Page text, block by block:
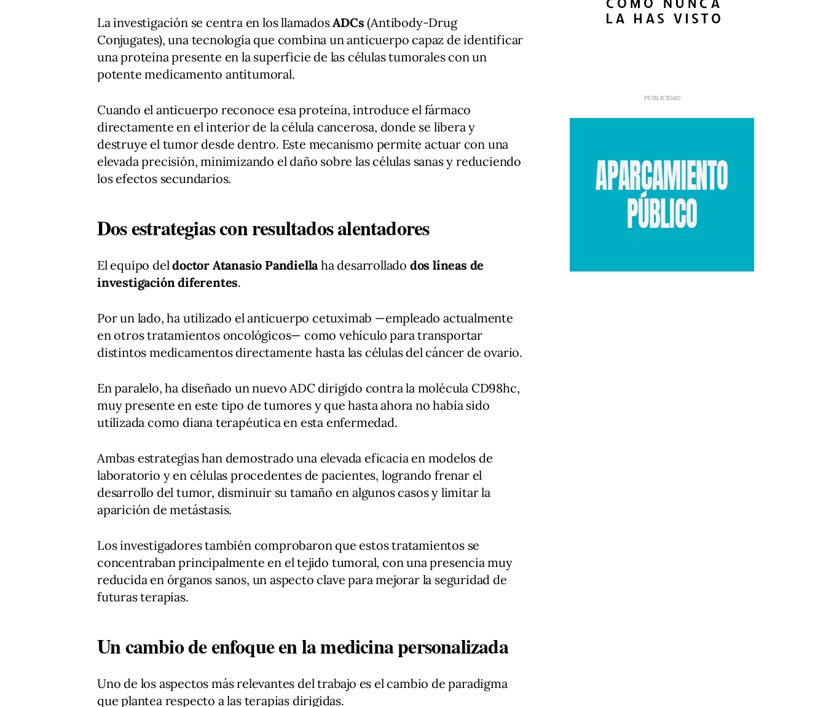
La investigación se centra en los llamadosADCs (Antibody-Drug
Conjugates), una tecnología que combina un anticuerpo capaz de identificar
una proteína presente en la superficie de las células tumorales con un
potente medicamento antitumoral.
Cuando el anticuerpo reconoce esa proteína, introduce el fármaco
directamente en el interior de la célula cancerosa, donde se libera y
destruye el tumor desde dentro. Este mecanismo permite actuar con una
elevada precisión, minimizando el daño sobre las células sanas y reduciendo
los efectos secundarios.
Dos estrategias con resultados alentadores
El equipo deldoctor Atanasio Pandiella ha desarrollado dos líneas de
investigación diferentes.
Por un lado, ha utilizado el anticuerpo cetuximab —empleado actualmente
en otros tratamientos oncológicos— como vehículo para transportar
distintos medicamentos directamente hasta las células del cáncer de ovario.
En paralelo, ha diseñado un nuevo ADC dirigido contra la molécula CD98hc,
muy presente en este tipo de tumores y que hasta ahora no había sido
utilizada como diana terapéutica en esta enfermedad.
Ambas estrategias han demostrado una elevada eficacia en modelos de
laboratorio y en células procedentes de pacientes, logrando frenar el
desarrollo del tumor, disminuir su tamaño en algunos casos y limitar la
aparición de metástasis.
Los investigadores también comprobaron que estos tratamientos se
concentraban principalmente en el tejido tumoral, con una presencia muy
reducida en órganos sanos, un aspecto clave para mejorar la seguridad de
futuras terapias.
Un cambio de enfoque en la medicina personalizada
Uno de los aspectos más relevantes del trabajo es el cambio de paradigma
que plantea respecto a las terapias dirigidas.